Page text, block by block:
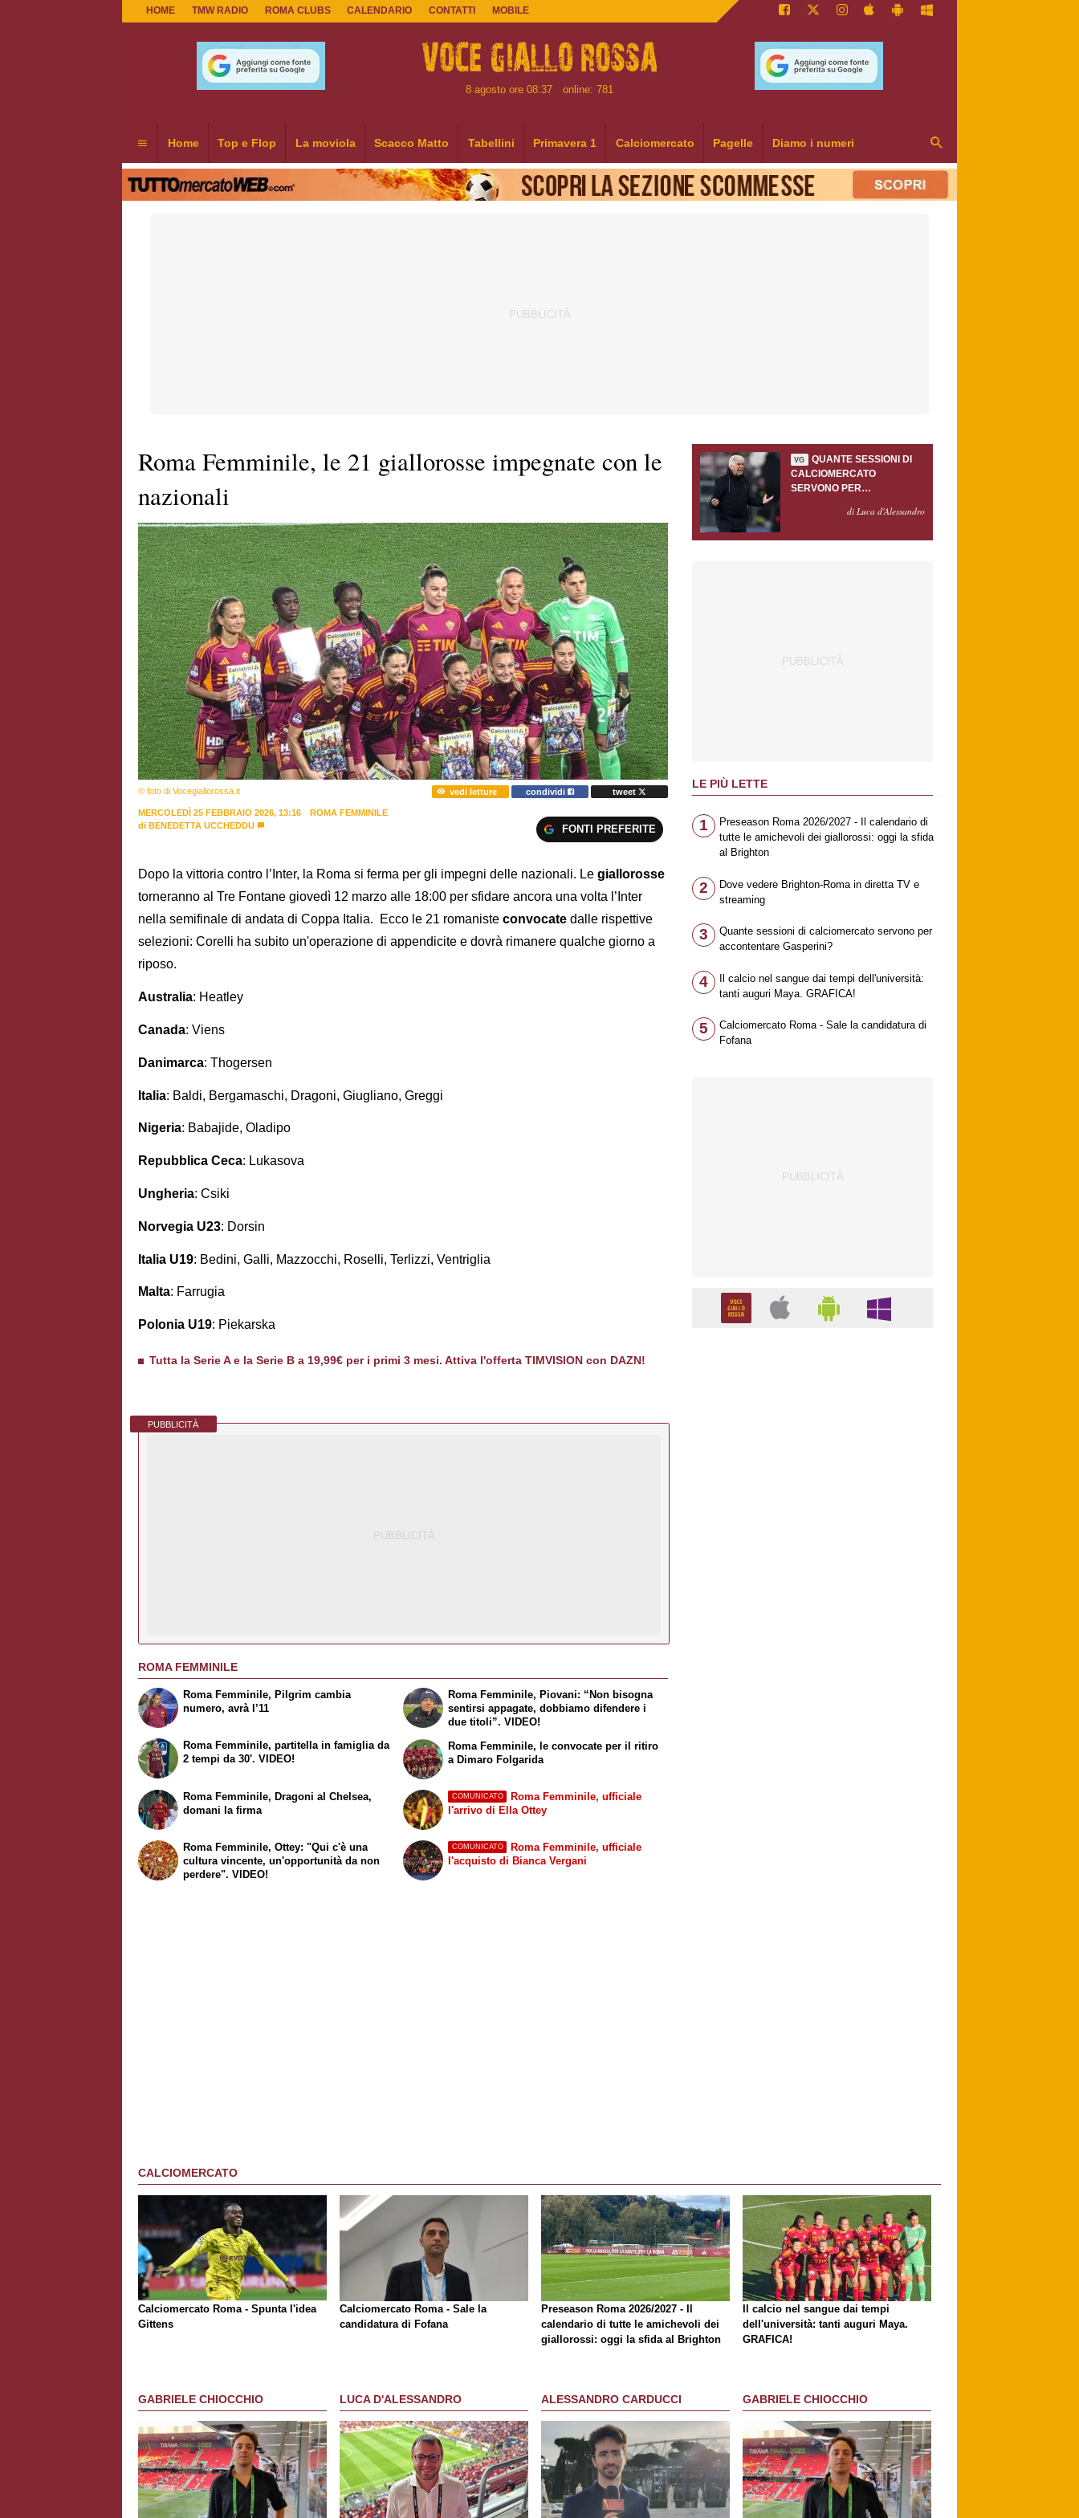
HOME TMW RADIO ROMA CLUBS CALENDARIO CONTATTI MOBILE
8 agosto ore 08:37 online: 781
Home Top e Flop La moviola Scacco Matto Tabellini Primavera 1 Calciomercato Pagelle Diamo i numeri
Roma Femminile, le 21 giallorosse impegnate con le
nazionali
© foto di Vocegiallorossa.it vedi letture condividi tweet
MERCOLEDÌ 25 FEBBRAIO 2026, 13:16
ROMA FEMMINILE
di BENEDETTA UCCHEDDU FONTI PREFERITE
Dopo la vittoria contro l’Inter, la Roma si ferma per gli impegni delle nazionali. Le giallorosse
torneranno al Tre Fontane giovedì 12 marzo alle 18:00 per sfidare ancora una volta l’Inter
nella semifinale di andata di Coppa Italia. Ecco le 21 romaniste convocate dalle rispettive
selezioni: Corelli ha subito un'operazione di appendicite e dovrà rimanere qualche giorno a
riposo.
Australia: Heatley
Canada: Viens
Danimarca: Thogersen
Italia: Baldi, Bergamaschi, Dragoni, Giugliano, Greggi
Nigeria: Babajide, Oladipo
Repubblica Ceca: Lukasova
Ungheria: Csiki
Norvegia U23: Dorsin
Italia U19: Bedini, Galli, Mazzocchi, Roselli, Terlizzi, Ventriglia
Malta: Farrugia
Polonia U19: Piekarska
Tutta la Serie A e la Serie B a 19,99€ per i primi 3 mesi. Attiva l'offerta TIMVISION con DAZN!
PUBBLICITÀ
ROMA FEMMINILE
Roma Femminile, Pilgrim cambia
numero, avrà l’11
Roma Femminile, partitella in famiglia da
2 tempi da 30'. VIDEO!
Roma Femminile, Piovani: “Non bisogna
sentirsi appagate, dobbiamo difendere i
due titoli”. VIDEO!
Roma Femminile, le convocate per il ritiro
a Dimaro Folgarida
Roma Femminile, Dragoni al Chelsea,
domani la firma
Roma Femminile, Ottey: "Qui c'è una
cultura vincente, un'opportunità da non
perdere". VIDEO!
COMUNICATO
Roma Femminile, ufficiale
l'arrivo di Ella Ottey
COMUNICATO
Roma Femminile, ufficiale
l'acquisto di Bianca Vergani
VG
QUANTE SESSIONI DI
CALCIOMERCATO
SERVONO PER
GASPERINI?di Luca d'Alessandro
LE PIÙ LETTE
1
Preseason Roma 2026/2027 - Il calendario di
tutte le amichevoli dei giallorossi: oggi la sfida
al Brighton
2
Dove vedere Brighton-Roma in diretta TV e
streaming
3
Quante sessioni di calciomercato servono per
accontentare Gasperini?
4
Il calcio nel sangue dai tempi dell'università:
tanti auguri Maya. GRAFICA!
5
Calciomercato Roma - Sale la candidatura di
Fofana
CALCIOMERCATO
Calciomercato Roma - Spunta l'idea
Gittens
Calciomercato Roma - Sale la
candidatura di Fofana
Preseason Roma 2026/2027 - Il
calendario di tutte le amichevoli dei
giallorossi: oggi la sfida al Brighton
Il calcio nel sangue dai tempi
dell'università: tanti auguri Maya.
GRAFICA!
GABRIELE CHIOCCHIO LUCA D'ALESSANDRO ALESSANDRO CARDUCCI GABRIELE CHIOCCHIO